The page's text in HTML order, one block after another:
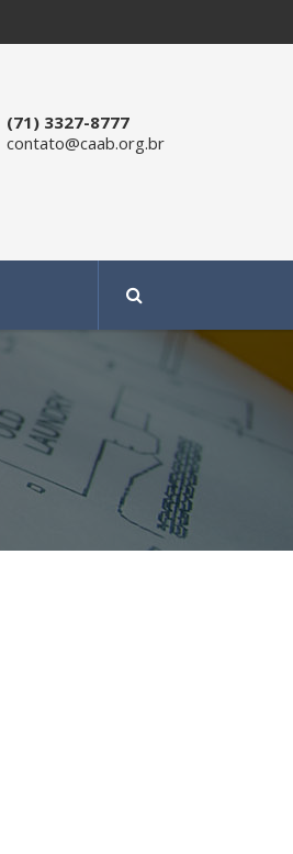
(71) 3327-8777
contato@caab.org.br